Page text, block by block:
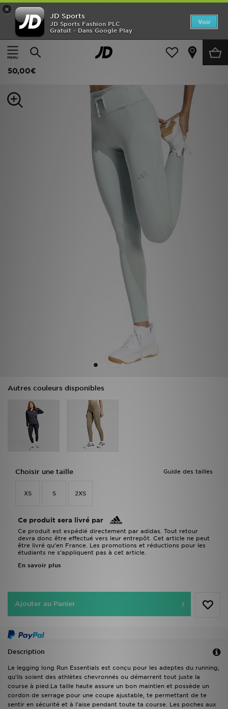
×
JD Sports
JD Sports Fashion PLC
Gratuit - Dans Google Play
Voir
Accueil
Femme Vêtements Femme Fitness Leggings
adidas Legging Long Run Essentials
50,00€
Autres couleurs disponibles
Guide des tailles
Choisir une taille
XS S 2XS
Ce produit sera livré par
Ce produit est expédié directement par adidas. Tout retour
devra donc être effectué vers leur entrepôt. Cet article ne peut
être livré qu’en France. Les promotions et réductions pour les
étudiants ne s’appliquent pas à cet article.
En savoir plus
Ajouter au Panier
Description
Le legging long Run Essentials est conçu pour les adeptes du running,
qu’ils soient des athlètes chevronnés ou démarrent tout juste la
course à pied.La taille haute assure un bon maintien et possède un
cordon de serrage pour une coupe ajustable, te permettant de te
sentir en sécurité et à l'aise pendant toute ta course. Les poches aux
Accueil
Nouveautés
Enfant